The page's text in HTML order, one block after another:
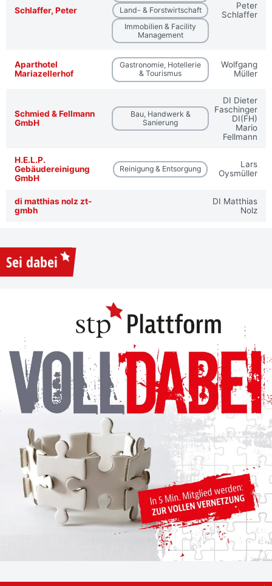
Schlaffer, Peter
Land- & Forstwirtschaft
Immobilien & Facility
Management
Peter
Schlaffer
Aparthotel
Mariazellerhof
Gastronomie, Hotellerie
& Tourismus
Wolfgang
Müller
Schmied & Fellmann
GmbH
Bau, Handwerk &
Sanierung
DI Dieter
Faschinger
DI(FH)
Mario
Fellmann
H.E.L.P.
Gebäudereinigung
GmbH
Reinigung & Entsorgung
Lars
Oysmüller
di matthias nolz zt-
gmbh
DI Matthias
Nolz
Sei dabei